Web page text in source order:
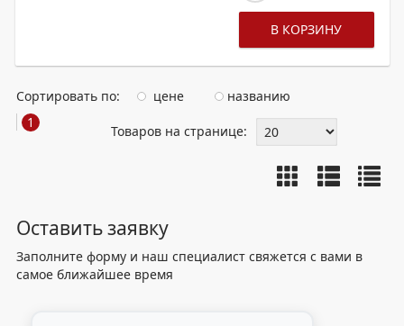
В КОРЗИНУ
Сортировать по: цене
названию
1
Товаров на странице:
Оставить заявку
Заполните форму и наш специалист свяжется с вами в
самое ближайшее время